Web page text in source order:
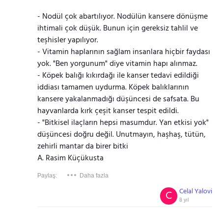
- Nodül çok abartılıyor. Nodülün kansere dönüşme
ihtimali çok düşük. Bunun için gereksiz tahlil ve
teşhisler yapılıyor.
- Vitamin haplarının sağlam insanlara hiçbir faydası
yok. "Ben yorgunum" diye vitamin hapı alınmaz.
- Köpek balığı kıkırdağı ile kanser tedavi edildiği
iddiası tamamen uydurma. Köpek balıklarının
kansere yakalanmadığı düşüncesi de safsata. Bu
hayvanlarda kırk çeşit kanser tespit edildi.
- "Bitkisel ilaçların hepsi masumdur. Yan etkisi yok"
düşüncesi doğru değil. Unutmayın, haşhaş, tütün,
zehirli mantar da birer bitki
A. Rasim Küçükusta
Paylaş: Daha fazla
Celal Yalovi
8 yıl
C